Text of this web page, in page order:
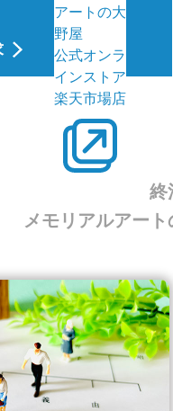
アートの大
野屋
公式オンラ
インストア
楽天市場店
終
メモリアルアー